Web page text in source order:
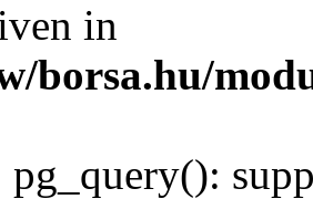
in
borsa.hu/
pg_query():